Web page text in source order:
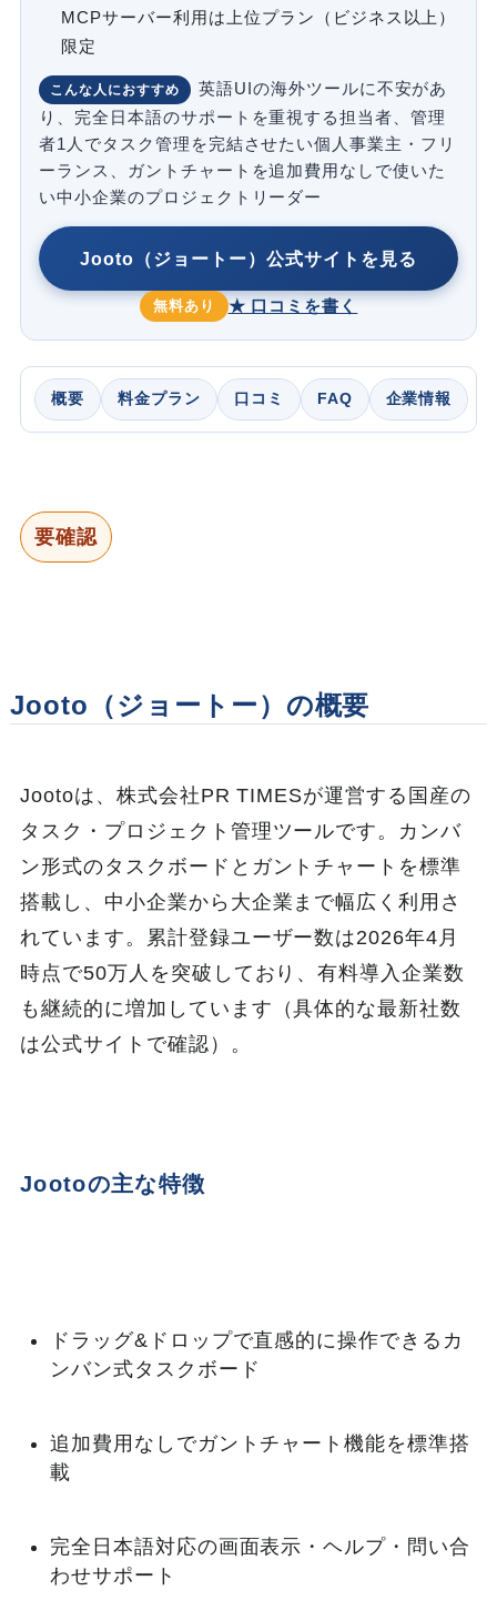
MCPサーバー利用は上位プラン（ビジネス以上）
限定
こんな人におすすめ
英語UIの海外ツールに不安があ
り、完全日本語のサポートを重視する担当者、管理
者1人でタスク管理を完結させたい個人事業主・フリ
ーランス、ガントチャートを追加費用なしで使いた
い中小企業のプロジェクトリーダー
Jooto（ジョートー）公式サイトを見る
無料あり ★ 口コミを書く
概要 料金プラン 口コミ FAQ 企業情報
要確認
Jooto（ジョートー）の概要
Jootoは、株式会社PR TIMESが運営する国産の
タスク・プロジェクト管理ツールです。カンバ
ン形式のタスクボードとガントチャートを標準
搭載し、中小企業から大企業まで幅広く利用さ
れています。累計登録ユーザー数は2026年4月
時点で50万人を突破しており、有料導入企業数
も継続的に増加しています（具体的な最新社数
は公式サイトで確認）。
Jootoの主な特徴
ドラッグ&ドロップで直感的に操作できるカ
ンバン式タスクボード
追加費用なしでガントチャート機能を標準搭
載
完全日本語対応の画面表示・ヘルプ・問い合
わせサポート